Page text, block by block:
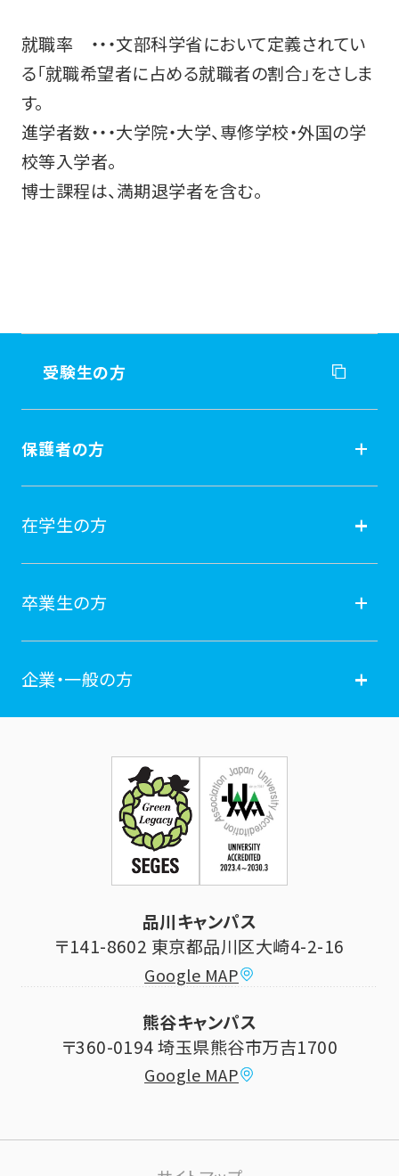
就職率 ・・・文部科学省において定義されてい
る「就職希望者に占める就職者の割合」をさしま
す。
進学者数・・・大学院・大学、専修学校・外国の学
校等入学者。
博士課程は、満期退学者を含む。
受験生の方
受験生の方
オープンキャンパス
保護者の方
保護者の方
学費納付金・奨学金
証明書発行手続き
在学生の方
在学生の方
学年暦
証明書発行・各種手続き
シラバス (講義案内)
学費納付金・奨学金
大学祭
卒業生の方
卒業生の方
住所等登録内容の変更
企業・一般の方
科目等履修生制度のご案内
研究推進・社会貢献センター
品川キャンパス
〒141-8602 東京都品川区大崎4-2-16
Google MAP
熊谷キャンパス
〒360-0194 埼玉県熊谷市万吉1700
Google MAP